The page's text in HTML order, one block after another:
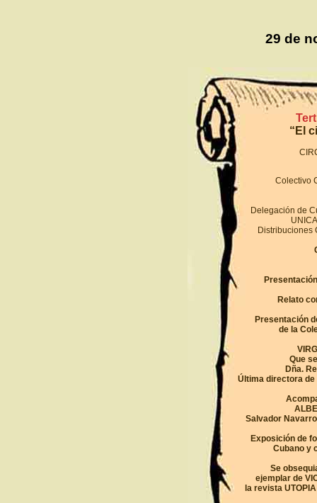
29 de
“El
Colectivo
Delegación de
Distribuciones
Relato
Presentación
de la
Que
Dña.
Última directora de
Salvador
Exposición de
Cubano y
Se
ejemplar de
la revista